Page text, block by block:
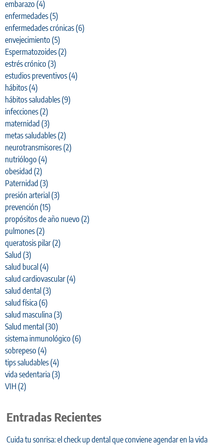
embarazo (4)
enfermedades(5)
enfermedades crónicas(6)
envejecimiento (5)
Espermatozoides(2)
estrés crónico (3)
estudios preventivos(4)
hábitos(4)
hábitos saludables(9)
infecciones(2)
maternidad (3)
metas saludables(2)
neurotransmisores(2)
nutriólogo (4)
obesidad (2)
Paternidad (3)
presión arterial(3)
prevención (15)
propósitos de año nuevo (2)
pulmones(2)
queratosis pilar(2)
Salud (3)
salud bucal(4)
salud cardiovascular(4)
salud dental(3)
salud física(6)
salud masculina(3)
Salud mental(30)
sistema inmunológico (6)
sobrepeso (4)
tips saludables(4)
vida sedentaria(3)
VIH (2)
Entradas Recientes
Cuida tu sonrisa: el check up dental que conviene agendar en la vida